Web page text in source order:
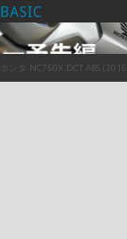
BASIC
ホンダ NC750X DCT ABS